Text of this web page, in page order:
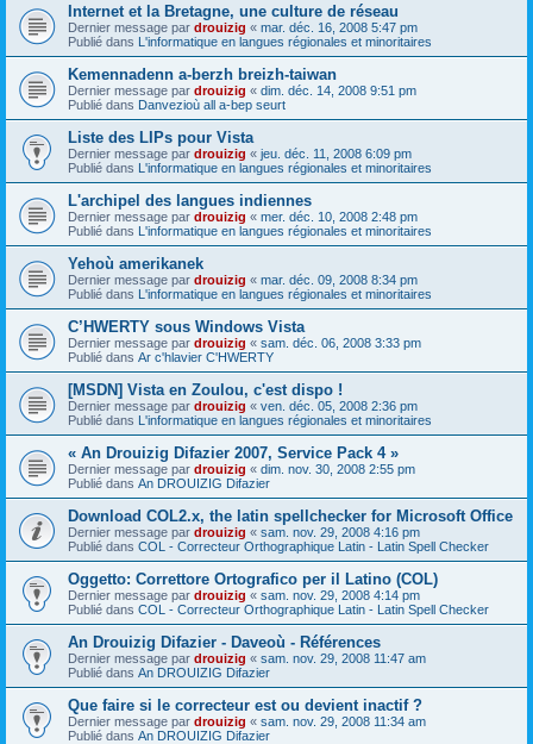
Internet et la Bretagne, une culture de réseau
Dernier message par drouizig « mar. déc. 16, 2008 5:47 pm
Publié dans L'informatique en langues régionales et minoritaires
Kemennadenn a-berzh breizh-taiwan
Dernier message par drouizig « dim. déc. 14, 2008 9:51 pm
Publié dans Danvezioù all a-bep seurt
Liste des LIPs pour Vista
Dernier message par drouizig « jeu. déc. 11, 2008 6:09 pm
Publié dans L'informatique en langues régionales et minoritaires
L'archipel des langues indiennes
Dernier message par drouizig « mer. déc. 10, 2008 2:48 pm
Publié dans L'informatique en langues régionales et minoritaires
Yehoù amerikanek
Dernier message par drouizig « mar. déc. 09, 2008 8:34 pm
Publié dans L'informatique en langues régionales et minoritaires
C’HWERTY sous Windows Vista
Dernier message par drouizig « sam. déc. 06, 2008 3:33 pm
Publié dans Ar c'hlavier C'HWERTY
[MSDN] Vista en Zoulou, c'est dispo !
Dernier message par drouizig « ven. déc. 05, 2008 2:36 pm
Publié dans L'informatique en langues régionales et minoritaires
« An Drouizig Difazier 2007, Service Pack 4 »
Dernier message par drouizig « dim. nov. 30, 2008 2:55 pm
Publié dans An DROUIZIG Difazier
Download COL2.x, the latin spellchecker for Microsoft Office
Dernier message par drouizig « sam. nov. 29, 2008 4:16 pm
Publié dans COL - Correcteur Orthographique Latin - Latin Spell Checker
Oggetto: Correttore Ortografico per il Latino (COL)
Dernier message par drouizig « sam. nov. 29, 2008 4:14 pm
Publié dans COL - Correcteur Orthographique Latin - Latin Spell Checker
An Drouizig Difazier - Daveoù - Références
Dernier message par drouizig « sam. nov. 29, 2008 11:47 am
Publié dans An DROUIZIG Difazier
Que faire si le correcteur est ou devient inactif ?
Dernier message par drouizig « sam. nov. 29, 2008 11:34 am
Publié dans An DROUIZIG Difazier